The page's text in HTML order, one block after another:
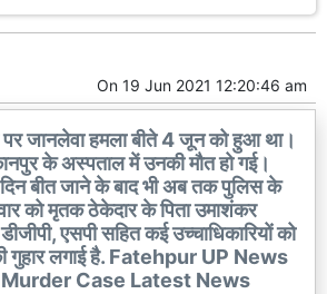
On 19 Jun 2021 12:20:46 am
पर जानलेवा हमला बीते 4 जून को हुआ था।
के अस्पताल में उनकी मौत हो गई।
बीत जाने के बाद भी अब तक पुलिस के
को मृतक ठेकेदार के पिता उमाशंकर
एसपी सहित कई उच्चाधिकारियों को
गुहार लगाई है. Fatehpur UP News
Case Latest News